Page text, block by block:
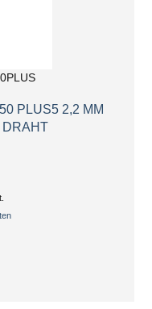
PLUS5 2,2 MM
DRAHT